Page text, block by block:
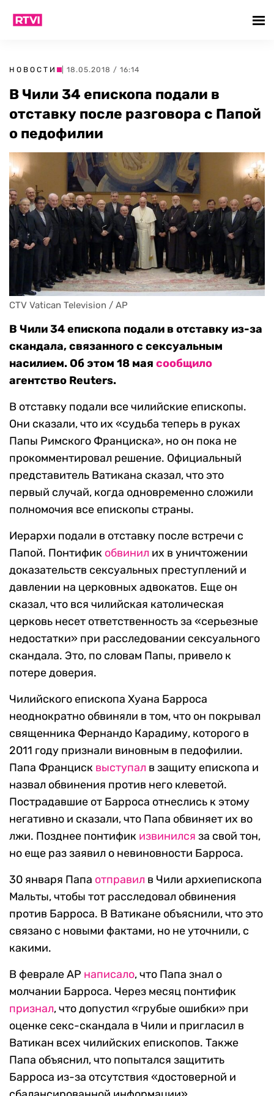
НОВОСТИ | 18.05.2018 / 16:14
В Чили 34 епископа подали в
отставку после разговора с Папой
о педофилии
CTV Vatican Television / AP
В Чили 34 епископа подали в отставку из-за
скандала, связанного с сексуальным
насилием. Об этом 18 мая сообщило
агентство Reuters.
В отставку подали все чилийские епископы.
Они сказали, что их «судьба теперь в руках
Папы Римского Франциска», но он пока не
прокомментировал решение. Официальный
представитель Ватикана сказал, что это
первый случай, когда одновременно сложили
полномочия все епископы страны.
Иерархи подали в отставку после встречи с
Папой. Понтифик обвинил их в уничтожении
доказательств сексуальных преступлений и
давлении на церковных адвокатов. Еще он
сказал, что вся чилийская католическая
церковь несет ответственность за «серьезные
недостатки» при расследовании сексуального
скандала. Это, по словам Папы, привело к
потере доверия.
Чилийского епископа Хуана Барроса
неоднократно обвиняли в том, что он покрывал
священника Фернандо Карадиму, которого в
2011 году признали виновным в педофилии.
Папа Франциск выступал в защиту епископа и
назвал обвинения против него клеветой.
Пострадавшие от Барроса отнеслись к этому
негативно и сказали, что Папа обвиняет их во
лжи. Позднее понтифик извинился за свой тон,
но еще раз заявил о невиновности Барроса.
30 января Папа отправил в Чили архиепископа
Мальты, чтобы тот расследовал обвинения
против Барроса. В Ватикане объяснили, что это
связано с новыми фактами, но не уточнили, с
какими.
В феврале AP написало, что Папа знал о
молчании Барроса. Через месяц понтифик
признал, что допустил «грубые ошибки» при
оценке секс-скандала в Чили и пригласил в
Ватикан всех чилийских епископов. Также
Папа объяснил, что попытался защитить
Барроса из-за отсутствия «достоверной и